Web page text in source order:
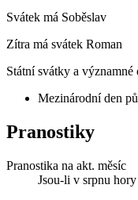
Svátek má Soběslav
Zítra má svátek Roman
Státní svátky a významné
Mezinárodní den
Pranostiky
Pranostika na akt. měsíc
Jsou-li v srpnu